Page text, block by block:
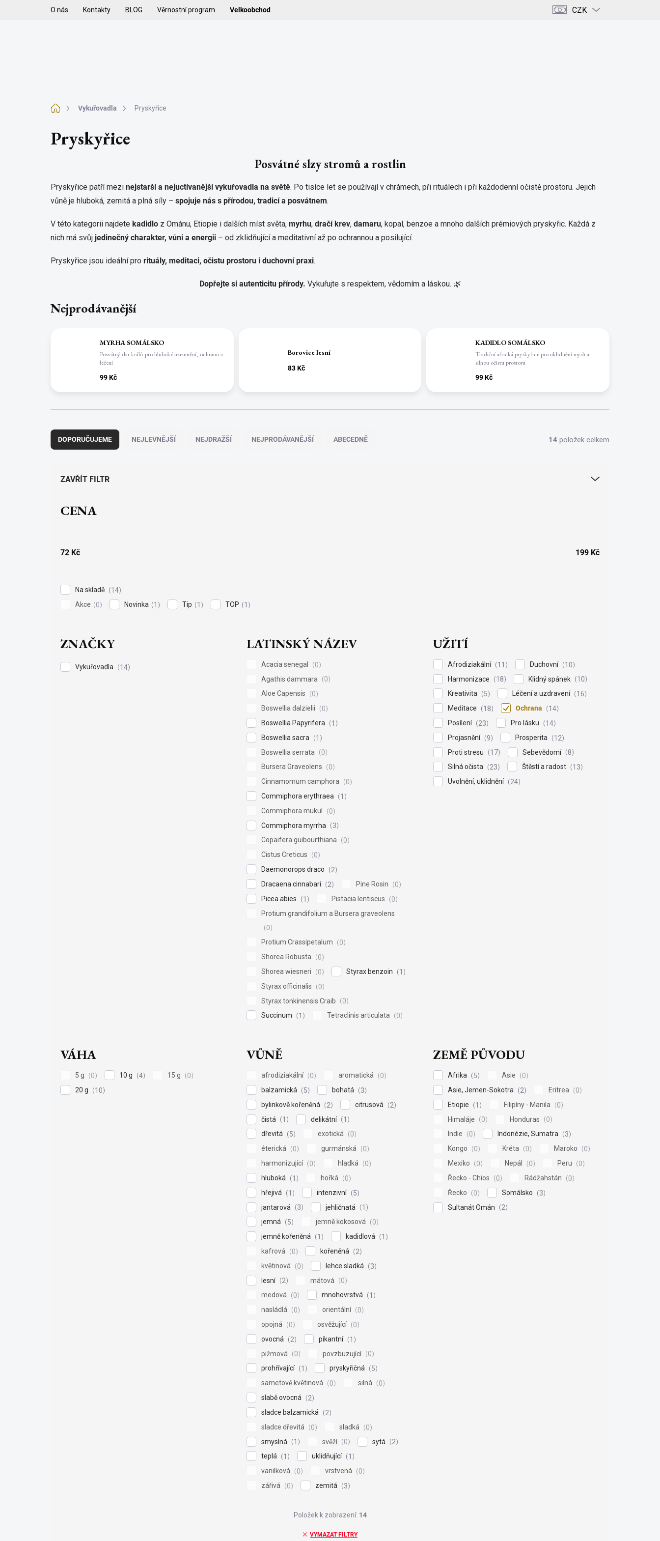
O nás Kontakty BLOG Věrnostní program Velkoobchod CZK
Domů Vykuřovadla Pryskyřice
Pryskyřice
Posvátné slzy stromů a rostlin
Pryskyřice patří mezi nejstarší a nejuctívanější vykuřovadla na světě. Po tisíce let se používají v chrámech, při rituálech i při každodenní očistě prostoru. Jejich
vůně je hluboká, zemitá a plná síly – spojuje nás s přírodou, tradicí a posvátnem.
V této kategorii najdete kadidlo z Ománu, Etiopie i dalších míst světa, myrhu, dračí krev, damaru, kopal, benzoe a mnoho dalších prémiových pryskyřic. Každá z
nich má svůj jedinečný charakter, vůni a energii – od zklidňující a meditativní až po ochrannou a posilující.
Pryskyřice jsou ideální pro rituály, meditaci, očistu prostoru i duchovní praxi.
Dopřejte si autenticitu přírody. Vykuřujte s respektem, vědomím a láskou. 🌿
Nejprodávanější
MYRHA SOMÁLSKO
Posvátný dar králů pro hluboké uzemnění, ochranu a
léčení
99 Kč
Borovice lesní
83 Kč
KADIDLO SOMÁLSKO
Tradiční africká pryskyřice pro uklidnění mysli a
silnou očistu prostoru
99 Kč
a
z
DOPORUČUJEME NEJLEVNĚJŠÍ NEJDRAŽŠÍ NEJPRODÁVANĚJŠÍ ABECEDNĚ 14 položek celkem
ZAVŘÍT FILTR
CENA
72 Kč 199 Kč
Na skladě
14
Akce
0 Novinka 1 Tip 1 TOP 1
ZNAČKY
Vykuřovadla 14
LATINSKÝ NÁZEV
Acacia senegal
0
Agathis dammara
0
Aloe Capensis
0
Boswellia dalzielii
0
Boswellia Papyrifera
1
Boswellia sacra
1
Boswellia serrata
0
Bursera Graveolens
0
Cinnamomum camphora
0
Commiphora erythraea
1
Commiphora mukul
0
Commiphora myrrha
3
Copaifera guibourthiana
0
Cistus Creticus
0
Daemonorops draco
2
Dracaena cinnabari
2 Pine Rosin
0
Picea abies
1 Pistacia lentiscus
0
Protium grandifolium a Bursera graveolens
0
Protium Crassipetalum
0
Shorea Robusta
0
Shorea wiesneri
0 Styrax benzoin
1
Styrax officinalis
0
Styrax tonkinensis Craib
0
Succinum
1 Tetraclinis articulata 0
UŽITÍ
Afrodiziakální 11 Duchovní
10
Harmonizace
18 Klidný spánek
10
Kreativita
5 Léčení a uzdravení
16
Meditace
18 Ochrana
14
Posílení
23 Pro lásku
14
Projasnění
9 Prosperita
12
Proti stresu
17 Sebevědomí
8
Silná očista
23 Štěstí a radost
13
Uvolnění, uklidnění
24
VÁHA
5 g 0 10 g 4 15 g
0
20 g
10
VŮNĚ
afrodiziakální 0 aromatická
0
balzamická
5 bohatá
3
bylinkově kořeněná
2 citrusová
2
čistá
1 delikátní
1
dřevitá
5 exotická
0
éterická
0 gurmánská
0
harmonizující
0 hladká
0
hluboká
1 hořká
0
hřejivá
1 intenzivní
5
jantarová
3 jehličnatá
1
jemná
5 jemně kokosová
0
jemně kořeněná
1 kadidlová
1
kafrová
0 kořeněná
2
květinová
0 lehce sladká
3
lesní
2 mátová
0
medová
0 mnohovrstvá
1
nasládlá
0 orientální
0
opojná
0 osvěžující
0
ovocná
2 pikantní
1
pižmová
0 povzbuzující
0
prohřívající
1 pryskyřičná
5
sametově květinová
0 silná
0
slabě ovocná
2
sladce balzamická
2
sladce dřevitá
0 sladká
0
smyslná
1 svěží 0 sytá
2
teplá
1 uklidňující
1
vanilková
0 vrstvená
0
zářivá
0 zemitá 3
ZEMĚ PŮVODU
Afrika 5 Asie
0
Asie, Jemen-Sokotra
2 Eritrea
0
Etiopie
1 Filipíny - Manila
0
Himaláje
0 Honduras
0
Indie
0 Indonézie, Sumatra
3
Kongo
0 Kréta 0 Maroko
0
Mexiko
0 Nepál 0 Peru
0
Řecko - Chios
0 Rádžahstán
0
Řecko
0 Somálsko
3
Sultanát Omán
2
VYMAZAT FILTRY
Položek k zobrazení: 14